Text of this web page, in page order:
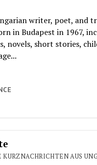
writer, poet, and
in Budapest in 1967,
novels, short stories,
KURZNACHRICHTEN AUS